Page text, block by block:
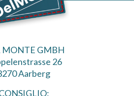
MONTE GMBH
26
Aarberg